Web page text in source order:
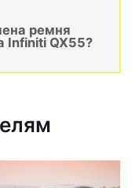
ремня
Infiniti QX55?